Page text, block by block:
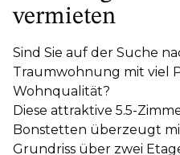
vermieten
Sind Sie auf der Suche
Traumwohnung mit viel
Wohnqualität?
Diese attraktive 5.5-
Bonstetten überzeugt
Grundriss über zwei